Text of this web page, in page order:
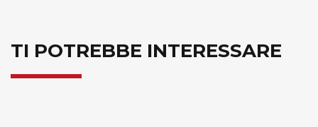
TI POTREBBE INTERESSARE